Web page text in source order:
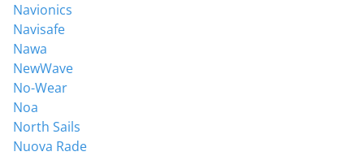
Navionics
Navisafe
Nawa
NewWave
No-Wear
Noa
North Sails
Nuova Rade